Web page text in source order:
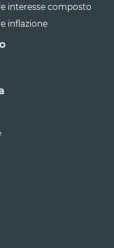
interesse composto
inflazione